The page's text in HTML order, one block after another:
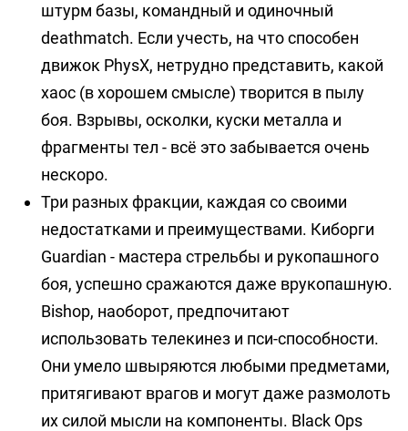
штурм базы, командный и одиночный
deathmatch. Если учесть, на что способен
движок PhysX, нетрудно представить, какой
хаос (в хорошем смысле) творится в пылу
боя. Взрывы, осколки, куски металла и
фрагменты тел - всё это забывается очень
нескоро.
Три разных фракции, каждая со своими
недостатками и преимуществами. Киборги
Guardian - мастера стрельбы и рукопашного
боя, успешно сражаются даже врукопашную.
Bishop, наоборот, предпочитают
использовать телекинез и пси-способности.
Они умело швыряются любыми предметами,
притягивают врагов и могут даже размолоть
их силой мысли на компоненты. Black Ops